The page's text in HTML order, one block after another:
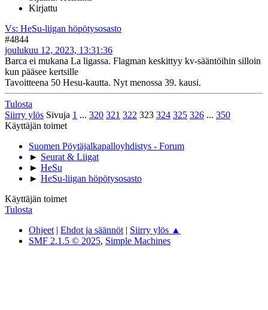
Kirjattu
Vs: HeSu-liigan höpötysosasto
#4844
joulukuu 12, 2023, 13:31:36
Barca ei mukana La ligassa. Flagman keskittyy kv-sääntöihin silloin
kun pääsee kertsille
Tavoitteena 50 Hesu-kautta. Nyt menossa 39. kausi.
Tulosta
Siirry ylös Sivuja 1 ... 320 321 322 323 324 325 326 ... 350
Käyttäjän toimet
Suomen Pöytäjalkapalloyhdistys - Forum
► Seurat & Liigat
► HeSu
► HeSu-liigan höpötysosasto
Käyttäjän toimet
Tulosta
Ohjeet| Ehdot ja säännöt| Siirry ylös ▲
SMF 2.1.5 © 2025, Simple Machines